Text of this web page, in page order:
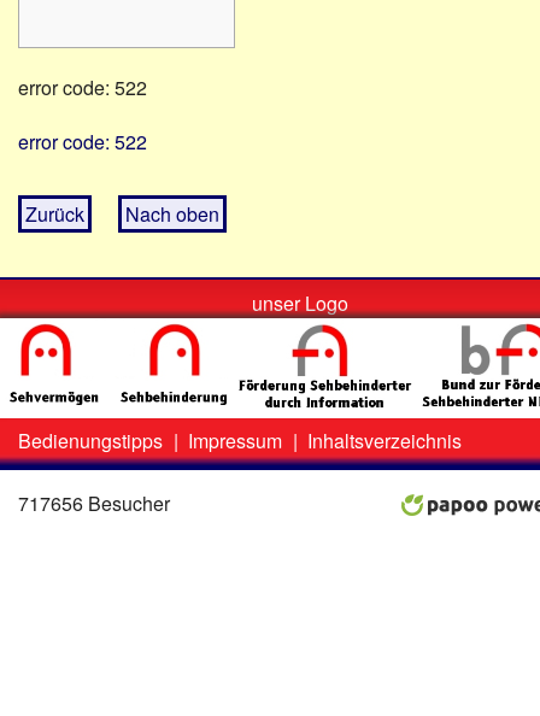
error code: 522
error code: 522
Zurück Nach oben
unser Logo
Zweit-
Menü
Bedienungstipps | Impressum | Inhaltsverzeichnis
717656 Besucher